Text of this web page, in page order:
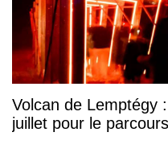
Volcan de Lemptégy
juillet pour le